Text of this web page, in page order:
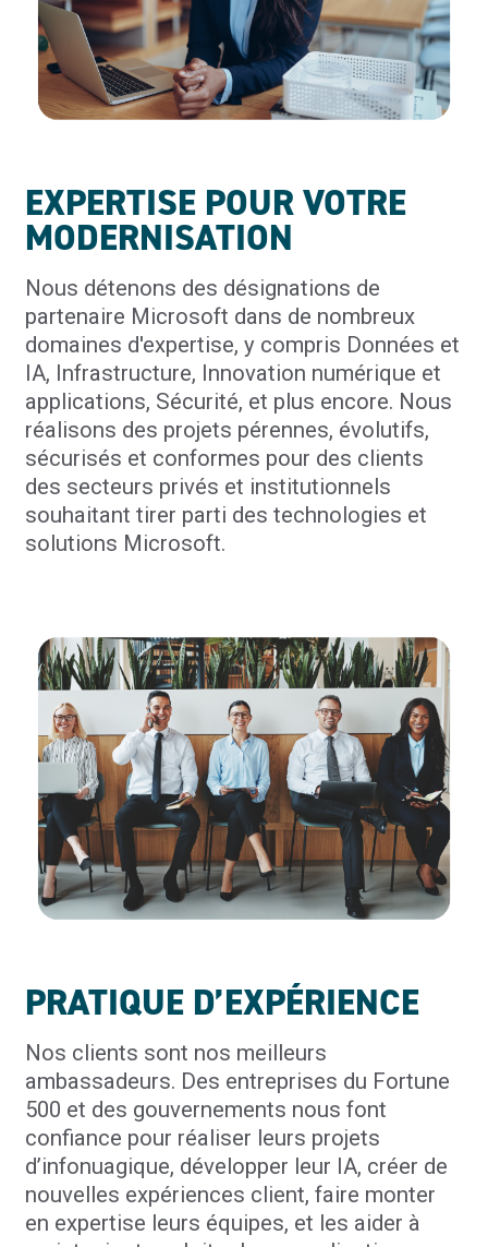
EXPERTISE POUR VOTRE
MODERNISATION
Nous détenons des désignations de
partenaire Microsoft dans de nombreux
domaines d'expertise, y compris Données et
IA, Infrastructure, Innovation numérique et
applications, Sécurité, et plus encore. Nous
réalisons des projets pérennes, évolutifs,
sécurisés et conformes pour des clients
des secteurs privés et institutionnels
souhaitant tirer parti des technologies et
solutions Microsoft.
PRATIQUE D’EXPÉRIENCE
Nos clients sont nos meilleurs
ambassadeurs. Des entreprises du Fortune
500 et des gouvernements nous font
confiance pour réaliser leurs projets
d’infonuagique, développer leur IA, créer de
nouvelles expériences client, faire monter
en expertise leurs équipes, et les aider à